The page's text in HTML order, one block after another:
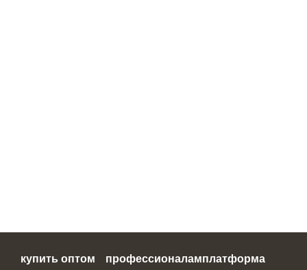
купить оптом профессионаламплатформа